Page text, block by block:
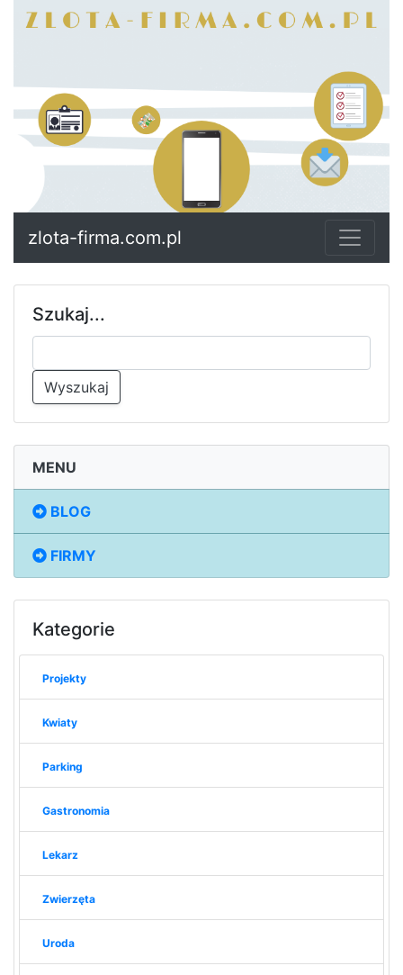
zlota-firma.com.pl
Szukaj...
Wyszukaj
MENU
BLOG
FIRMY
Kategorie
Projekty
Kwiaty
Parking
Gastronomia
Lekarz
Zwierzęta
Uroda